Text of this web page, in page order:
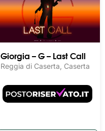
Giorgia – G – Last Call
Reggia di Caserta, Caserta